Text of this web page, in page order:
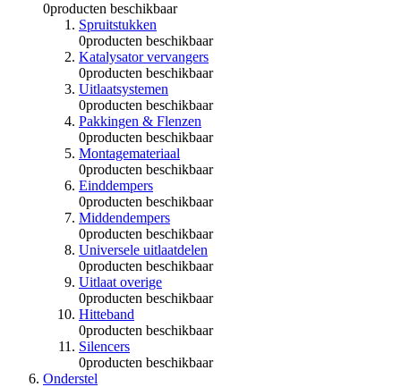
0producten beschikbaar
Spruitstukken
0producten beschikbaar
Katalysator vervangers
0producten beschikbaar
Uitlaatsystemen
0producten beschikbaar
Pakkingen & Flenzen
0producten beschikbaar
Montagemateriaal
0producten beschikbaar
Einddempers
0producten beschikbaar
Middendempers
0producten beschikbaar
Universele uitlaatdelen
0producten beschikbaar
Uitlaat overige
0producten beschikbaar
Hitteband
0producten beschikbaar
Silencers
0producten beschikbaar
Onderstel